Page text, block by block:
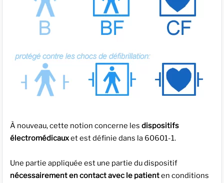
À nouveau, cette notion concerne les dispositifs
électromédicauxet est définie dans la 60601-1.
Une partie appliquée est une partie du dispositif
nécessairement en contact avec le patienten conditions